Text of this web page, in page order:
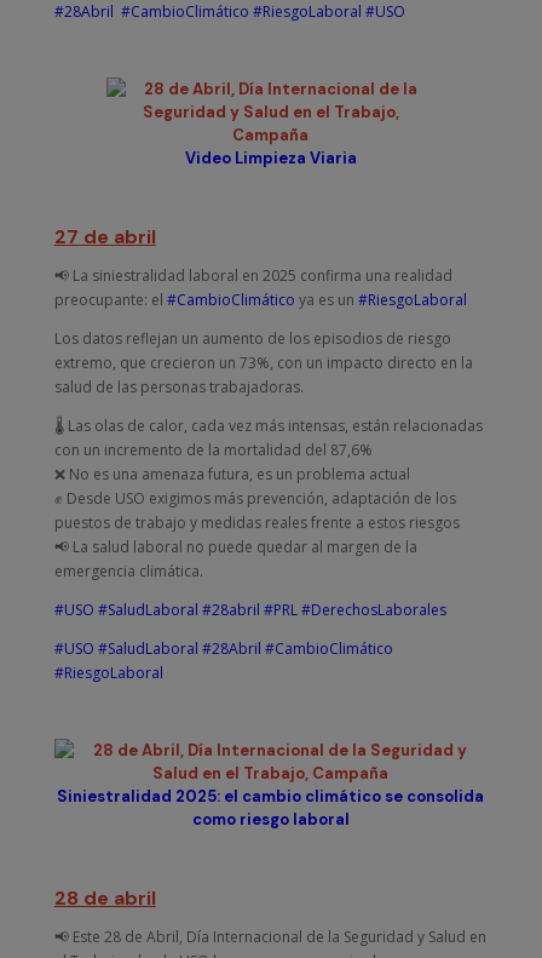
#28Abril #CambioClimático #RiesgoLaboral #USO
Video Limpieza Viaria
27 de abril
📢 La siniestralidad laboral en 2025 confirma una realidad
preocupante: el #CambioClimático ya es un #RiesgoLaboral
Los datos reflejan un aumento de los episodios de riesgo
extremo, que crecieron un 73%, con un impacto directo en la
salud de las personas trabajadoras.
🌡️ Las olas de calor, cada vez más intensas, están relacionadas
con un incremento de la mortalidad del 87,6%
❌ No es una amenaza futura, es un problema actual
✊ Desde USO exigimos más prevención, adaptación de los
puestos de trabajo y medidas reales frente a estos riesgos
📢 La salud laboral no puede quedar al margen de la
emergencia climática.
#USO #SaludLaboral #28abril #PRL#DerechosLaborales
#USO #SaludLaboral #28Abril #CambioClimático
#RiesgoLaboral
Siniestralidad 2025: el cambio climático se consolida
como riesgo laboral
28 de abril
📢 Este 28 de Abril, Día Internacional de la Seguridad y Salud en